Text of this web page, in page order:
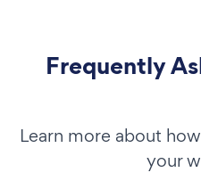
Frequently
Learn more about
your